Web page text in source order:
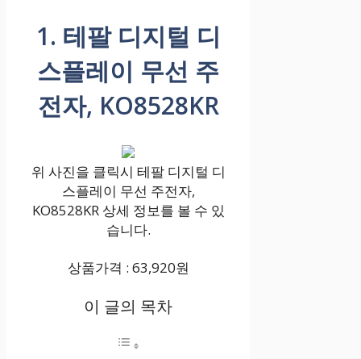
1. 테팔 디지털 디
스플레이 무선 주
전자, KO8528KR
위 사진을 클릭시 테팔 디지털 디
스플레이 무선 주전자,
KO8528KR 상세 정보를 볼 수 있
습니다.
상품가격 : 63,920원
이 글의 목차